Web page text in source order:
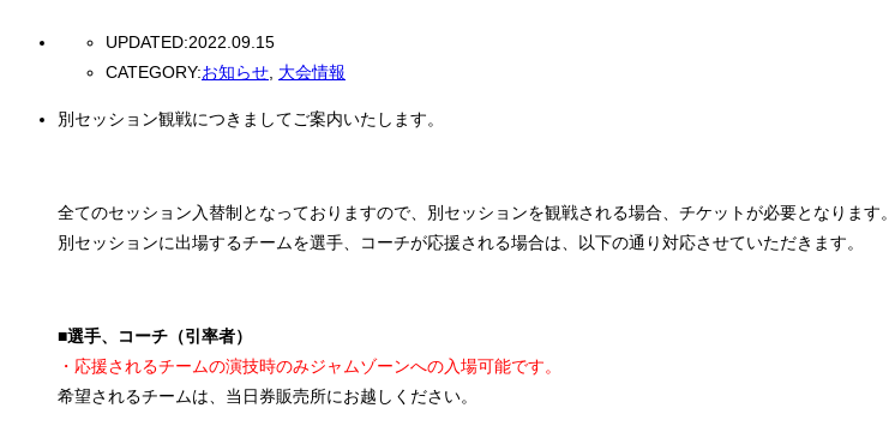
UPDATED:2022.09.15
CATEGORY:お知らせ, 大会情報
別セッション観戦につきましてご案内いたします。
全てのセッション入替制となっておりますので、別セッションを観戦される場合、チケットが必要となります。
別セッションに出場するチームを選手、コーチが応援される場合は、以下の通り対応させていただきます。
■選手、コーチ（引率者）
・応援されるチームの演技時のみジャムゾーンへの入場可能です。
希望されるチームは、当日券販売所にお越しください。